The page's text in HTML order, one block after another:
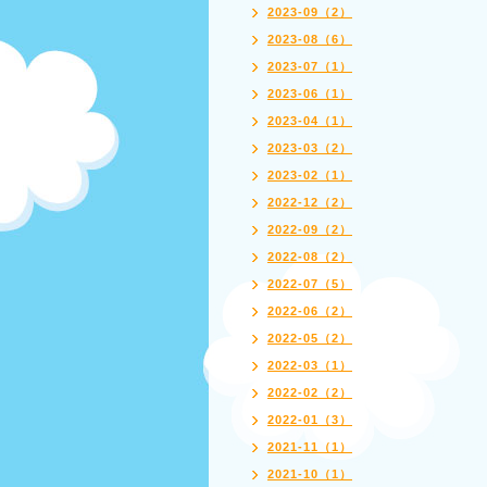
2023-09（2）
2023-08（6）
2023-07（1）
2023-06（1）
2023-04（1）
2023-03（2）
2023-02（1）
2022-12（2）
2022-09（2）
2022-08（2）
2022-07（5）
2022-06（2）
2022-05（2）
2022-03（1）
2022-02（2）
2022-01（3）
2021-11（1）
2021-10（1）